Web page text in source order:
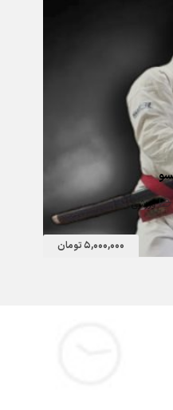
5,000,000 تومان
ورزشی